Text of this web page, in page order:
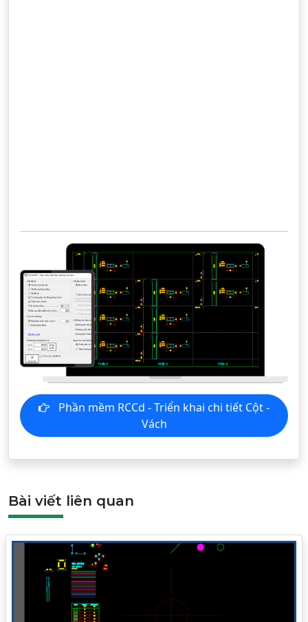
Phần mềm RCCd - Triển khai chi tiết Cột -
Vách
Bài viết liên quan